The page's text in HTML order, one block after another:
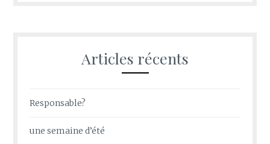
Articles récents
Responsable?
une semaine d’été